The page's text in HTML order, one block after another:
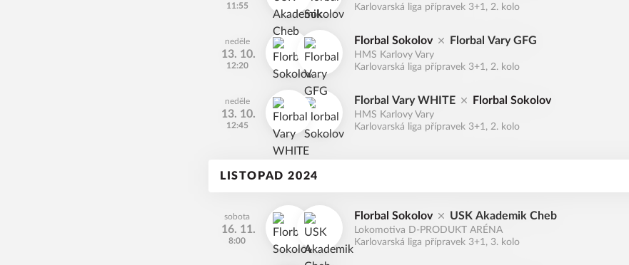
11:55
Karlovarská liga přípravek 3+1, 2. kolo
neděle
13. 10.
12:20
Florbal Sokolov Florbal Vary GFG
HMS Karlovy Vary
Karlovarská liga přípravek 3+1, 2. kolo
neděle
13. 10.
12:45
Florbal Vary WHITE Florbal Sokolov
HMS Karlovy Vary
Karlovarská liga přípravek 3+1, 2. kolo
LISTOPAD 2024
sobota
16. 11.
8:00
Florbal Sokolov USK Akademik Cheb
Lokomotiva D-PRODUKT ARÉNA
Karlovarská liga přípravek 3+1, 3. kolo